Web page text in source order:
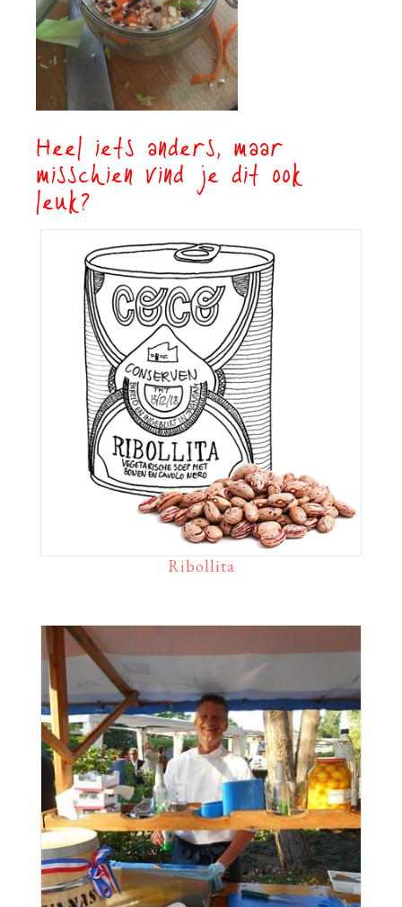
Heel iets anders, maar
misschien vind je dit ook
leuk?
Ribollita